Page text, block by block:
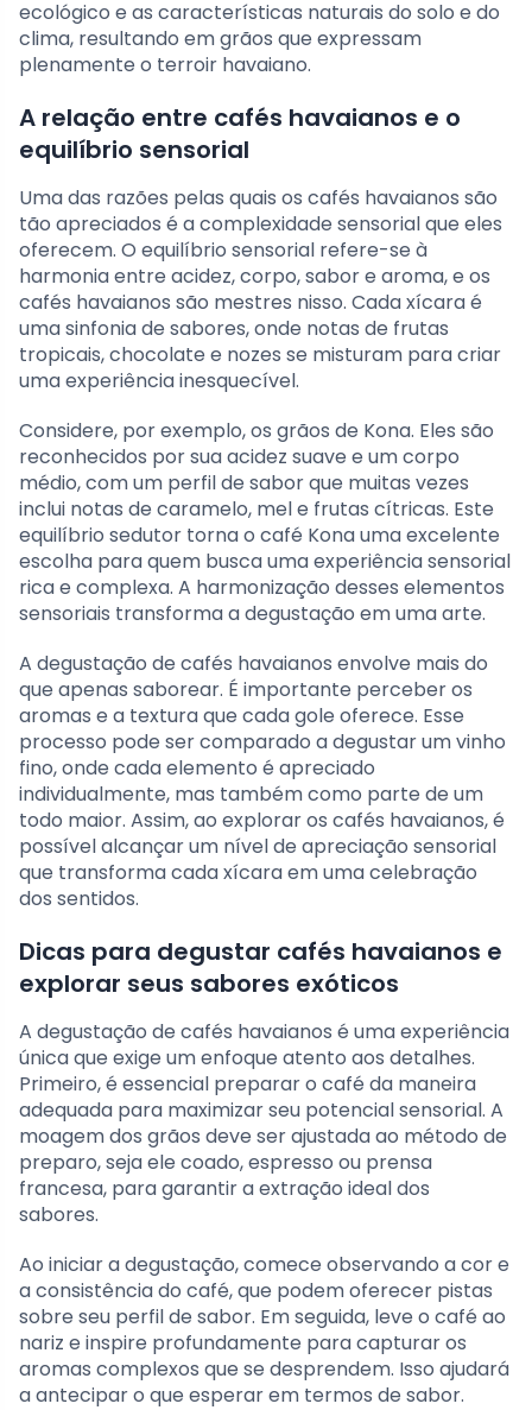
ecológico e as características naturais do solo e do
clima, resultando em grãos que expressam
plenamente o terroir havaiano.
A relação entre cafés havaianos e o
equilíbrio sensorial
Uma das razões pelas quais os cafés havaianos são
tão apreciados é a complexidade sensorial que eles
oferecem. O equilíbrio sensorial refere-se à
harmonia entre acidez, corpo, sabor e aroma, e os
cafés havaianos são mestres nisso. Cada xícara é
uma sinfonia de sabores, onde notas de frutas
tropicais, chocolate e nozes se misturam para criar
uma experiência inesquecível.
Considere, por exemplo, os grãos de Kona. Eles são
reconhecidos por sua acidez suave e um corpo
médio, com um perfil de sabor que muitas vezes
inclui notas de caramelo, mel e frutas cítricas. Este
equilíbrio sedutor torna o café Kona uma excelente
escolha para quem busca uma experiência sensorial
rica e complexa. A harmonização desses elementos
sensoriais transforma a degustação em uma arte.
A degustação de cafés havaianos envolve mais do
que apenas saborear. É importante perceber os
aromas e a textura que cada gole oferece. Esse
processo pode ser comparado a degustar um vinho
fino, onde cada elemento é apreciado
individualmente, mas também como parte de um
todo maior. Assim, ao explorar os cafés havaianos, é
possível alcançar um nível de apreciação sensorial
que transforma cada xícara em uma celebração
dos sentidos.
Dicas para degustar cafés havaianos e
explorar seus sabores exóticos
A degustação de cafés havaianos é uma experiência
única que exige um enfoque atento aos detalhes.
Primeiro, é essencial preparar o café da maneira
adequada para maximizar seu potencial sensorial. A
moagem dos grãos deve ser ajustada ao método de
preparo, seja ele coado, espresso ou prensa
francesa, para garantir a extração ideal dos
sabores.
Ao iniciar a degustação, comece observando a cor e
a consistência do café, que podem oferecer pistas
sobre seu perfil de sabor. Em seguida, leve o café ao
nariz e inspire profundamente para capturar os
aromas complexos que se desprendem. Isso ajudará
a antecipar o que esperar em termos de sabor.